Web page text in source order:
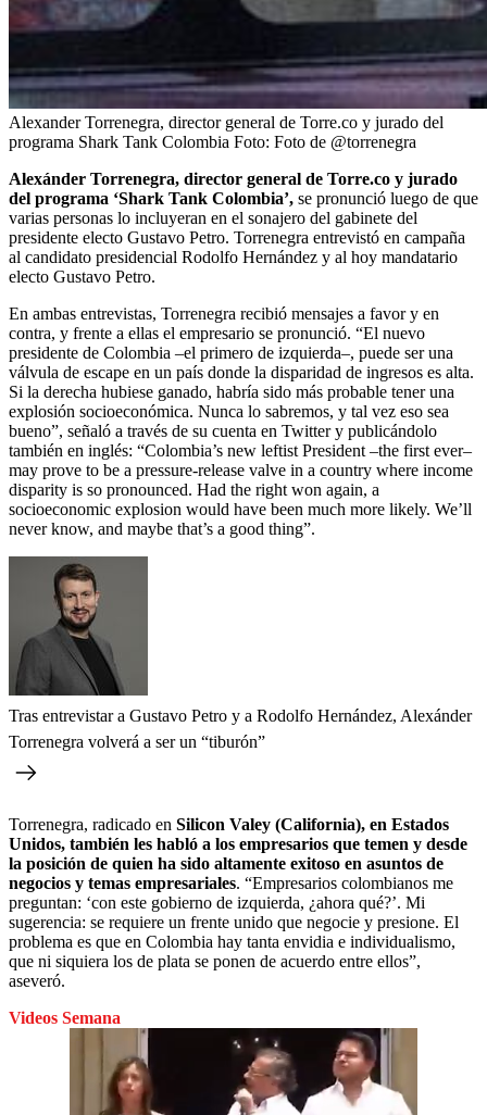
Alexander Torrenegra, director general de Torre.co y jurado del
programa Shark Tank Colombia Foto: Foto de @torrenegra
Alexánder Torrenegra, director general de Torre.co y jurado
del programa ‘Shark Tank Colombia’, se pronunció luego de que
varias personas lo incluyeran en el sonajero del gabinete del
presidente electo Gustavo Petro. Torrenegra entrevistó en campaña
al candidato presidencial Rodolfo Hernández y al hoy mandatario
electo Gustavo Petro.
En ambas entrevistas, Torrenegra recibió mensajes a favor y en
contra, y frente a ellas el empresario se pronunció. “El nuevo
presidente de Colombia –el primero de izquierda–, puede ser una
válvula de escape en un país donde la disparidad de ingresos es alta.
Si la derecha hubiese ganado, habría sido más probable tener una
explosión socioeconómica. Nunca lo sabremos, y tal vez eso sea
bueno”, señaló a través de su cuenta en Twitter y publicándolo
también en inglés: “Colombia’s new leftist President –the first ever–
may prove to be a pressure-release valve in a country where income
disparity is so pronounced. Had the right won again, a
socioeconomic explosion would have been much more likely. We’ll
never know, and maybe that’s a good thing”.
Tras entrevistar a Gustavo Petro y a Rodolfo Hernández, Alexánder
Torrenegra volverá a ser un “tiburón”
Torrenegra, radicado en Silicon Valey (California), en Estados
Unidos, también les habló a los empresarios que temen y desde
la posición de quien ha sido altamente exitoso en asuntos de
negocios y temas empresariales. “Empresarios colombianos me
preguntan: ‘con este gobierno de izquierda, ¿ahora qué?’. Mi
sugerencia: se requiere un frente unido que negocie y presione. El
problema es que en Colombia hay tanta envidia e individualismo,
que ni siquiera los de plata se ponen de acuerdo entre ellos”,
aseveró.
Videos Semana